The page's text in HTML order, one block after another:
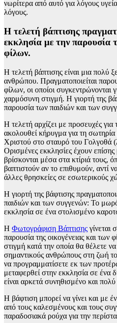
νωρίτερα από αυτό για λόγους
λόγους.
Η τελετή βάπτισης
εκκλησία με την παρουσία
φίλων.
Η τελετή βάπτισης είναι μια πολύ
ανθρώπου. Πραγματοποιείται
φίλων, οι οποίοι
χαρμόσυνη στιγμή. Η γιορτή της
παρουσία των παιδιών και των
Η τελετή αρχίζει με προσευχές για
ακολουθεί κήρυγμα για τη
Χριστού στο σταυρό του Γολγοθά
Ορισμένες εκκλησίες έχουν επίσης
βρίσκονται μέσα στα κτίριά τους,
βαπτιστούν αν το επιθυμούν, αντί
άλλες θρησκείες σε εσωτερικούς
Η γιορτή της βάφτισης
παιδιών και των συγγενών: Το
εκκλησία σε ένα στολισμένο
Η Φωτογράφιση Βάπτισης γίνεται
παρουσία της οικογένειας και των
στιγμή κατά την οποία θα θέλετε
σημαντικούς ανθρώπους στη ζωή
να προγραμματίσετε εκ των
μεταφερθεί στην εκκλησία σε ένα
είναι αρκετά συνηθισμένο και
Η βάφτιση μπορεί να γίνει και με
από τους καλεσμένους και τους
παραδοσιακά ρούχα για την